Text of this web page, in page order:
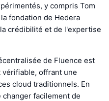
y compris Tom
fondation de Hedera
crédibilité et de l'expertise
de Fluence est
offrant une
cloud traditionnels. En
facilement de